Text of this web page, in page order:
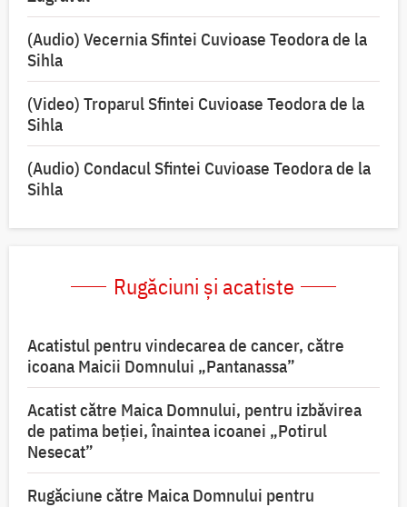
(Audio) Vecernia Sfintei Cuvioase Teodora de la
Sihla
(Video) Troparul Sfintei Cuvioase Teodora de la
Sihla
(Audio) Condacul Sfintei Cuvioase Teodora de la
Sihla
Rugăciuni și acatiste
Acatistul pentru vindecarea de cancer, către
icoana Maicii Domnului „Pantanassa”
Acatist către Maica Domnului, pentru izbăvirea
de patima beției, înaintea icoanei „Potirul
Nesecat”
Rugăciune către Maica Domnului pentru